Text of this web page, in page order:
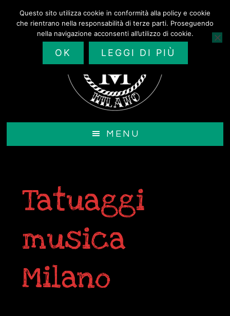
contenuto
MENU
Tatuaggi
musica
Milano
Questo sito utilizza cookie in conformità alla policy e cookie
che rientrano nella responsabilità di terze parti. Proseguendo
nella navigazione acconsenti all’utilizzo di cookie.
OK LEGGI DI PIÙ